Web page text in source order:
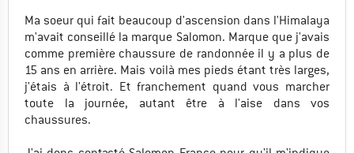
Ma soeur qui fait beaucoup d'ascension dans l'Himalaya
m'avait conseillé la marque Salomon. Marque que j'avais
comme première chaussure de randonnée il y a plus de
15 ans en arrière. Mais voilà mes pieds étant très larges,
j'étais à l'étroit. Et franchement quand vous marcher
toute la journée, autant être à l'aise dans vos
chaussures.